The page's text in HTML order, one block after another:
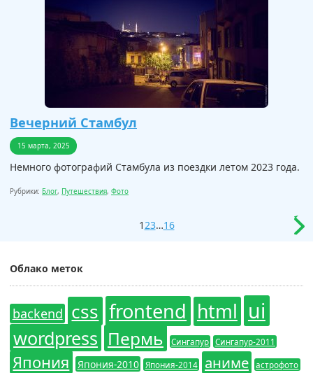
Вечерний Стамбул
15 марта, 2025
Немного фотографий Стамбула из поездки летом 2023 года.
Рубрики: Блог, Путешествия, Фото
123…16
Облако меток
backend css frontend html ui
wordpress Пермь Сингапур Сингапур-2011
Япония Япония-2010 Япония-2014 аниме астрофото